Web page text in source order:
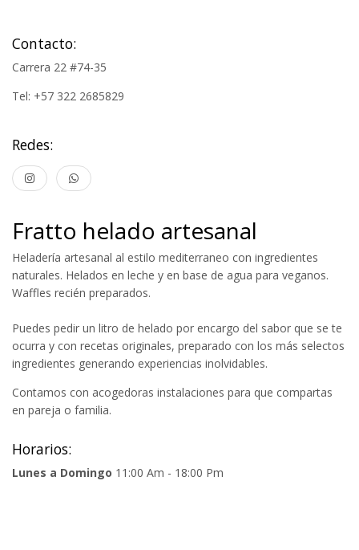
Contacto:
Carrera 22 #74-35
Tel: +57 322 2685829
Redes:
Fratto helado artesanal
Heladería artesanal al estilo mediterraneo con ingredientes
naturales. Helados en leche y en base de agua para veganos.
Waffles recién preparados.
Puedes pedir un litro de helado por encargo del sabor que se te
ocurra y con recetas originales, preparado con los más selectos
ingredientes generando experiencias inolvidables.
Contamos con acogedoras instalaciones para que compartas
en pareja o familia.
Horarios:
Lunes a Domingo 11:00 Am - 18:00 Pm